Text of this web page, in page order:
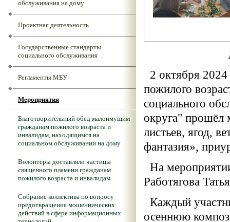
обслуживания на дому
Проектная деятельность
Государственные стандарты
социального обслуживания
Регламенты МБУ
Мероприятия
Благотворительный обед малоимущим
гражданам пожилого возраста и
инвалидам, находящимся на
социальном обслуживании на дому
Волонтёры доставляли частицы
священного пламени гражданам
пожилого возраста и инвалидам
Собрание коллектива по вопросу
предотвращения мошеннических
действий в сфере информационных
2 октября
пожилого
социального
округа" прошёл
листьев, ягод,
фантазия»,
На
Работягова
Каждый
осеннюю